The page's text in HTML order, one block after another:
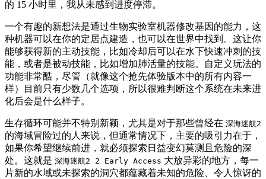
的 15 小时里，我从未感到进度停滞。
一个有趣的新想法是通过生物实验室机器修改基因的能力，这
种机器可以在你的定居点建造，也可以在世界中找到。这让你
能够获得新的主动技能，比如冷却后可以在水下快速冲刺的技
能，或者是被动技能，比如增加肺活量的技能。自定义玩法的
功能非常酷，尽管（就像这个抢先体验版本中的所有内容一
样）目前只有少数几个选项，所以很难判断这个系统在未来进
化后会是什么样子。
生存循环可能并不特别新颖，尤其是对于那些曾经在 深海迷航2
的海域冒险过的人来说，但通常情况下，主要的吸引力在于，
如果你希望继续前进，就必须探索日益变幻莫测且危险的深
处。这就是 深海迷航2 2 Early Access 大放异彩的地方，每一
片新的水域或未探索的洞穴都蕴藏着未知的危险、令人惊讶的